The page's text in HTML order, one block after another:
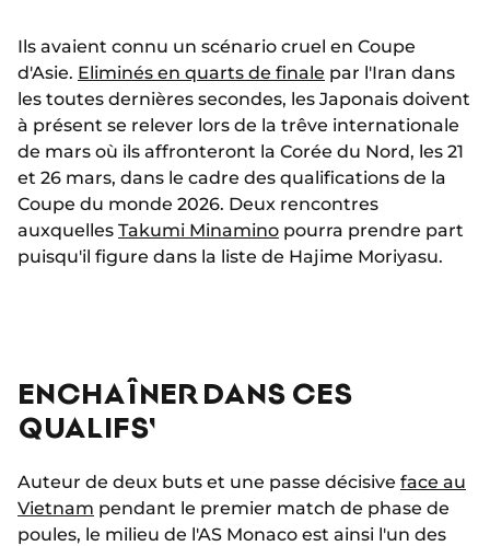
Ils avaient connu un scénario cruel en Coupe
d'Asie. Eliminés en quarts de finale par l'Iran dans
les toutes dernières secondes, les Japonais doivent
à présent se relever lors de la trêve internationale
de mars où ils affronteront la Corée du Nord, les 21
et 26 mars, dans le cadre des qualifications de la
Coupe du monde 2026. Deux rencontres
auxquelles Takumi Minamino pourra prendre part
puisqu'il figure dans la liste de Hajime Moriyasu.
ENCHAÎNER DANS CES
QUALIFS'
Auteur de deux buts et une passe décisive face au
Vietnam pendant le premier match de phase de
poules, le milieu de l'AS Monaco est ainsi l'un des